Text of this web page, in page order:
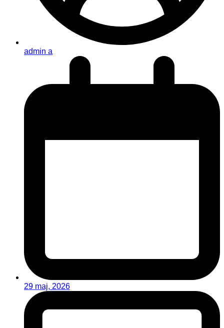
admin a
29 maj, 2026